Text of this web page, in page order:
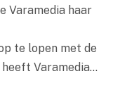
Varamedia haar
te lopen met de
Varamedia…